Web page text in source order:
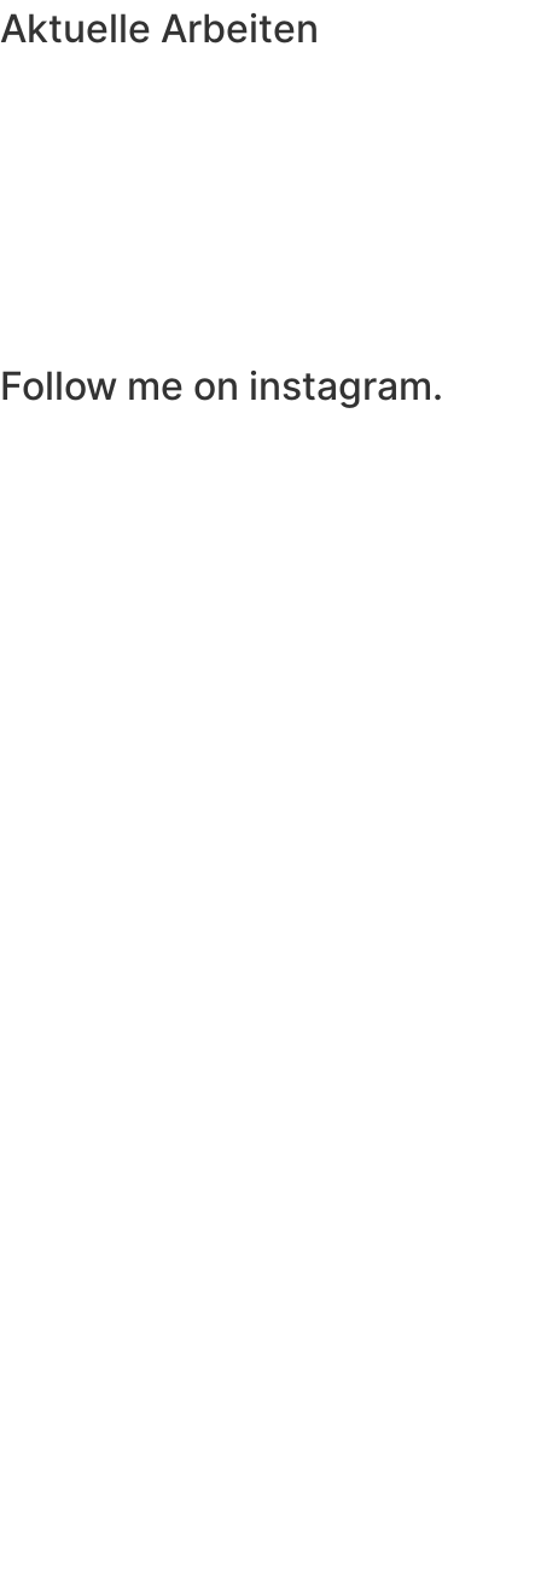
Aktuelle Arbeiten
Follow me on instagram.